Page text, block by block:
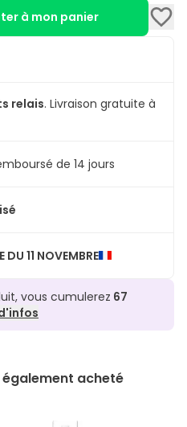
à mon panier
relais. Livraison gratuite à
de 14 jours
DU 11 NOVEMBRE
vous cumulerez 67
acheté